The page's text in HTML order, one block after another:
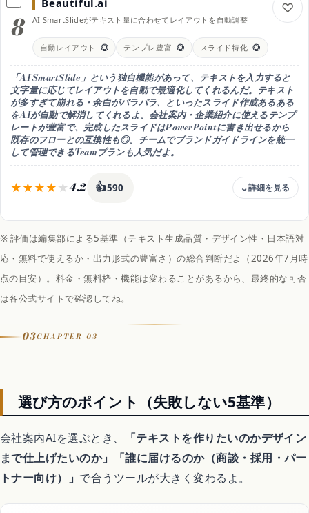
無料枠
Copilotチャットは無料枠あり。Word/PPT内は有料ライセンス
向く人
Microsoft 365で会社案内・採用パンフを管理している職場
出力形式
Word文書・PowerPointスライド（既存ファイル内で直接編集）
日本語
◎ 高品質
スマホ
iOS / Android アプリあり
8
Beautiful.ai
AI SmartSlideがテキスト量に合わせてレイアウトを自動調整
自動レイアウト ◎ テンプレ豊富 ◎ スライド特化 ◎
「AI SmartSlide」という独自機能があって、テキストを入力すると
文字量に応じてレイアウトを自動で最適化してくれるんだ。テキスト
が多すぎて崩れる・余白がバラバラ、といったスライド作成あるある
をAIが自動で解消してくれるよ。会社案内・企業紹介に使えるテンプ
レートが豊富で、完成したスライドはPowerPointに書き出せるから
既存のフローとの互換性も◎。チームでブランドガイドラインを統一
して管理できるTeamプランも人気だよ。
4.2 👍590
料金
14日間無料体験あり。詳細は公式に確認
向く人
スライドレイアウトの崩れをAIに直してほしい人・チーム
PowerPoint・PDF・Web共有リンク
※ 評価は編集部による5基準（テキスト生成品質・デザイン性・日本語対
応・無料で使えるか・出力形式の豊富さ）の総合判断だよ（2026年7月時
点の目安）。料金・無料枠・機能は変わることがあるから、最終的な可否
は各公式サイトで確認してね。
03CHAPTER 03
選び方のポイント（失敗しない5基準）
会社案内AIを選ぶとき、
「テキストを作りたいのかデザイン
まで仕上げたいのか」「誰に届けるのか（商談・採用・パー
トナー向け）」 で合うツールが大きく変わるよ。